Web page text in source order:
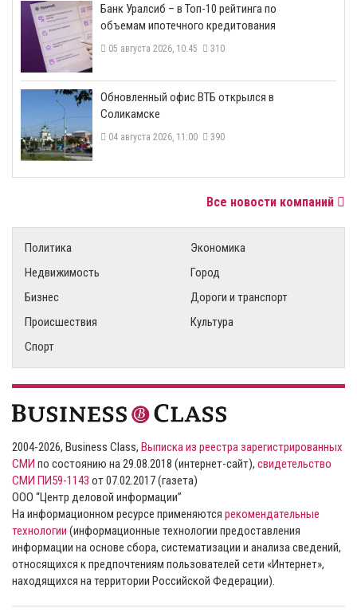
​Банк Уралсиб – в Топ-10 рейтинга по
объемам ипотечного кредитования
05 августа 2026, 10:45 310
​Обновленный офис ВТБ открылся в
Соликамске
04 августа 2026, 11:00 390
Все новости компаний
Политика
Экономика
Недвижимость
Город
Бизнес
Дороги и транспорт
Происшествия
Культура
Спорт
2004-2026, Business Class, Выписка из реестра зарегистрированных
СМИ по состоянию на 29.08.2018 (интернет-сайт), свидетельство
СМИ ПИ59-1143 от 07.02.2017 (газета)
ООО “Центр деловой информации”
На информационном ресурсе применяются рекомендательные
технологии (информационные технологии предоставления
информации на основе сбора, систематизации и анализа сведений,
относящихся к предпочтениям пользователей сети «Интернет»,
находящихся на территории Российской Федерации).